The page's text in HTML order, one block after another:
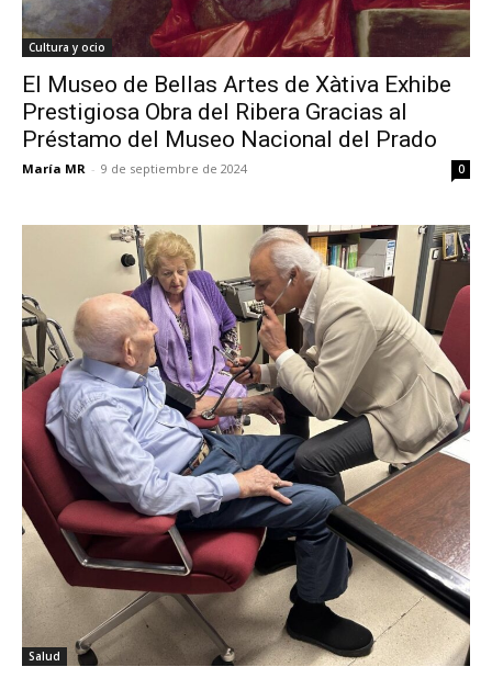
Cultura y ocio
El Museo de Bellas Artes de Xàtiva Exhibe
Prestigiosa Obra del Ribera Gracias al
Préstamo del Museo Nacional del Prado
María MR - 9 de septiembre de 2024 0
Salud